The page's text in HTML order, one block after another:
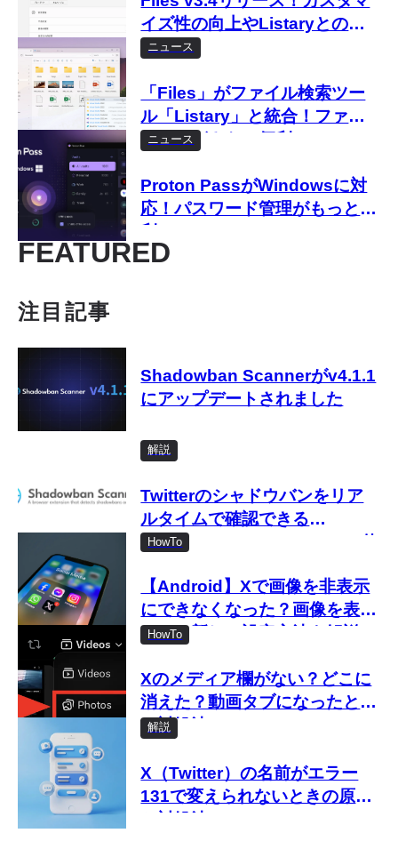
イズ性の向上やListaryとの統
合など
ニュース
「Files」がファイル検索ツー
ル「Listary」と統合！ファイ
ル管理がさらに便利に
ニュース
Proton PassがWindowsに対
応！パスワード管理がもっと便
FEATURED
注目記事
Shadowban Scannerがv4.1.1
にアップデートされました
解説
Twitterのシャドウバンをリア
ルタイムで確認できる
「Shadowban Scanner」の使
HowTo
【Android】Xで画像を非表示
にできなくなった？画像を表示
しない新しい設定方法を解説
HowTo
Xのメディア欄がない？どこに
消えた？動画タブになったとき
の対処法
解説
X（Twitter）の名前がエラー
131で変えられないときの原因